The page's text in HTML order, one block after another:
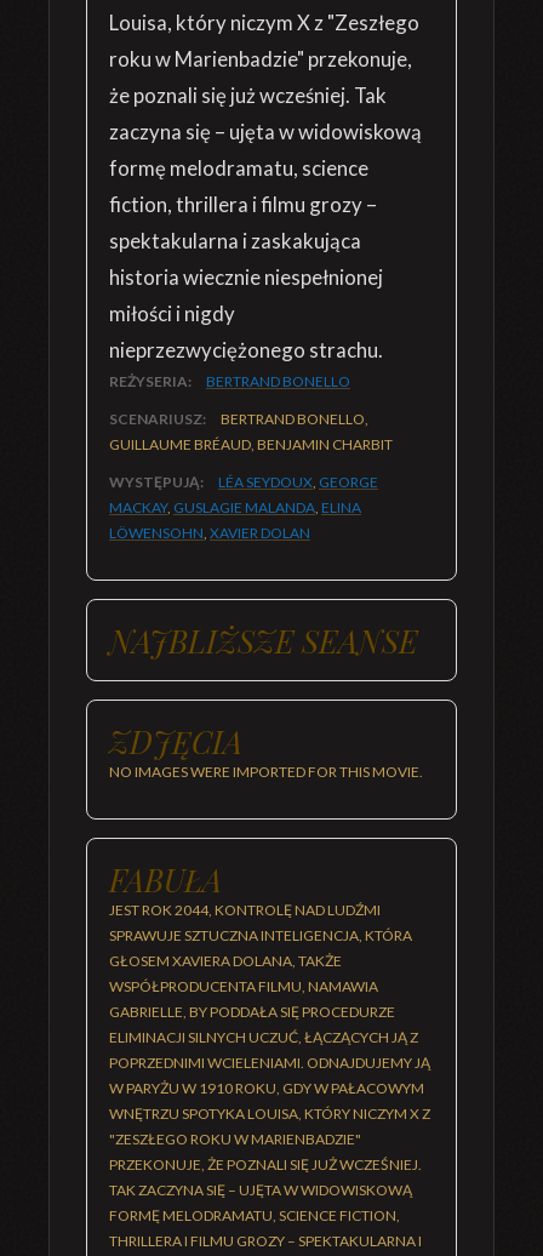
Louisa, który niczym X z "Zeszłego
roku w Marienbadzie" przekonuje,
że poznali się już wcześniej. Tak
zaczyna się – ujęta w widowiskową
formę melodramatu, science
fiction, thrillera i filmu grozy –
spektakularna i zaskakująca
historia wiecznie niespełnionej
miłości i nigdy
nieprzezwyciężonego strachu.
REŻYSERIA: BERTRAND BONELLO
SCENARIUSZ:
BERTRAND BONELLO,
GUILLAUME BRÉAUD, BENJAMIN CHARBIT
WYSTĘPUJĄ: LÉA SEYDOUX, GEORGE
MACKAY, GUSLAGIE MALANDA, ELINA
LÖWENSOHN, XAVIER DOLAN
NAJBLIŻSZE SEANSE
ZDJĘCIA
NO IMAGES WERE IMPORTED FOR THIS MOVIE.
FABUŁA
JEST ROK 2044, KONTROLĘ NAD LUDŹMI
SPRAWUJE SZTUCZNA INTELIGENCJA, KTÓRA
GŁOSEM XAVIERA DOLANA, TAKŻE
WSPÓŁPRODUCENTA FILMU, NAMAWIA
GABRIELLE, BY PODDAŁA SIĘ PROCEDURZE
ELIMINACJI SILNYCH UCZUĆ, ŁĄCZĄCYCH JĄ Z
POPRZEDNIMI WCIELENIAMI. ODNAJDUJEMY JĄ
W PARYŻU W 1910 ROKU, GDY W PAŁACOWYM
WNĘTRZU SPOTYKA LOUISA, KTÓRY NICZYM X Z
"ZESZŁEGO ROKU W MARIENBADZIE"
PRZEKONUJE, ŻE POZNALI SIĘ JUŻ WCZEŚNIEJ.
TAK ZACZYNA SIĘ – UJĘTA W WIDOWISKOWĄ
FORMĘ MELODRAMATU, SCIENCE FICTION,
THRILLERA I FILMU GROZY – SPEKTAKULARNA I